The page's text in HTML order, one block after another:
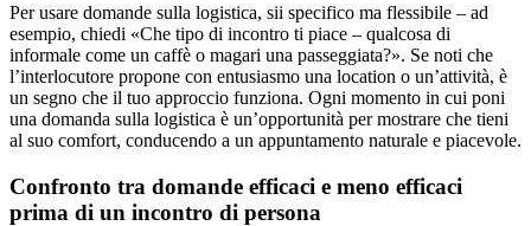
Per usare domande sulla logistica, sii specifico ma flessibile – ad
esempio, chiedi «Che tipo di incontro ti piace – qualcosa di
informale come un caffè o magari una passeggiata?». Se noti che
l’interlocutore propone con entusiasmo una location o un’attività, è
un segno che il tuo approccio funziona. Ogni momento in cui poni
una domanda sulla logistica è un’opportunità per mostrare che tieni
al suo comfort, conducendo a un appuntamento naturale e piacevole.
Confronto tra domande efficaci e meno efficaci
prima di un incontro di persona